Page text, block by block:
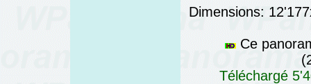
Dimensions:
Ce
Téléchargé